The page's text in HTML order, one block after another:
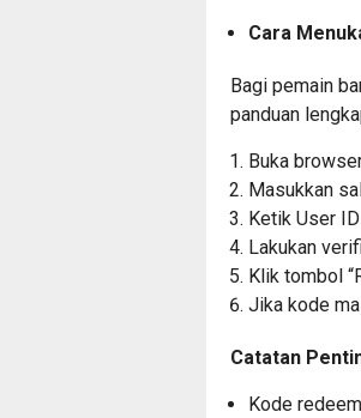
Cara
Bagi pemain
panduan
Buka
Masukkan
Ketik User
Lakukan
Klik tombol
Jika kode
Catatan
Kode